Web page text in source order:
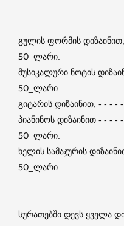
გულის ფორმის დიზაინით,
50_ლარი.
მუსიკალური ნოტის
50_ლარი.
გიტარის დიზაინით, - - - -
პიანინოს დიზაინით - - - -
50_ლარი.
ხელის სამაჯურის
50_ლარი.
სურათებში დევს ყველა